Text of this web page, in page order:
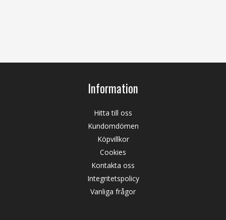
Information
Hitta till oss
Kundomdömen
Köpvillkor
Cookies
Kontakta oss
Integritetspolicy
Vanliga frågor